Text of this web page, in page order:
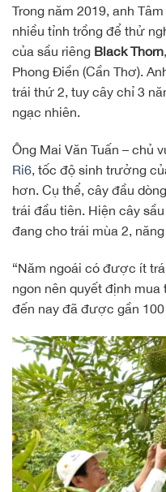
Trong năm 2019, anh
nhiều tỉnh trồng để thử
của sầu riêng Black Thorn
Phong Điền (Cần Thơ).
trái thứ 2, tuy cây chỉ 3
ngạc nhiên.
Ông Mai Văn Tuấn – chủ
Ri6, tốc độ sinh trưởng
hơn. Cụ thể, cây đầu
trái đầu tiên. Hiện cây
đang cho trái mùa 2,
“Năm ngoái có được ít
ngon nên quyết định
đến nay đã được gần 100